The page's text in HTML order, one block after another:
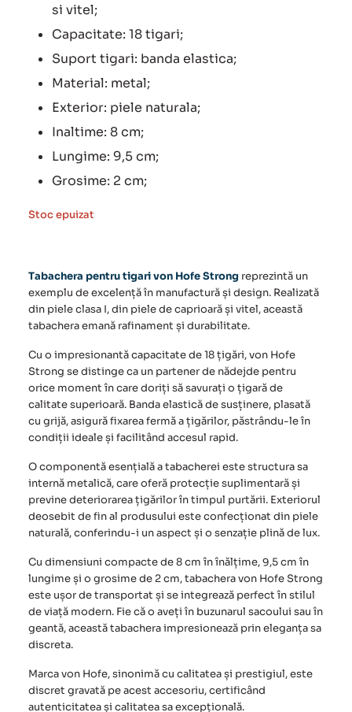
si vitel;
Capacitate: 18 tigari;
Suport tigari: banda elastica;
Material: metal;
Exterior: piele naturala;
Inaltime: 8 cm;
Lungime: 9,5 cm;
Grosime: 2 cm;
Stoc epuizat
Tabachera pentru tigari von Hofe Strong reprezintă un
exemplu de excelență în manufactură și design. Realizată
din piele clasa I, din piele de caprioară și vitel, această
tabachera emană rafinament și durabilitate.
Cu o impresionantă capacitate de 18 țigări, von Hofe
Strong se distinge ca un partener de nădejde pentru
orice moment în care doriți să savurați o țigară de
calitate superioară. Banda elastică de susținere, plasată
cu grijă, asigură fixarea fermă a țigărilor, păstrându-le în
condiții ideale și facilitând accesul rapid.
O componentă esențială a tabacherei este structura sa
internă metalică, care oferă protecție suplimentară și
previne deteriorarea țigărilor în timpul purtării. Exteriorul
deosebit de fin al produsului este confecționat din piele
naturală, conferindu-i un aspect și o senzație plină de lux.
Cu dimensiuni compacte de 8 cm în înălțime, 9,5 cm în
lungime și o grosime de 2 cm, tabachera von Hofe Strong
este ușor de transportat și se integrează perfect în stilul
de viață modern. Fie că o aveți în buzunarul sacoului sau în
geantă, această tabachera impresionează prin eleganța sa
discreta.
Marca von Hofe, sinonimă cu calitatea și prestigiul, este
discret gravată pe acest accesoriu, certificând
autenticitatea și calitatea sa excepțională.